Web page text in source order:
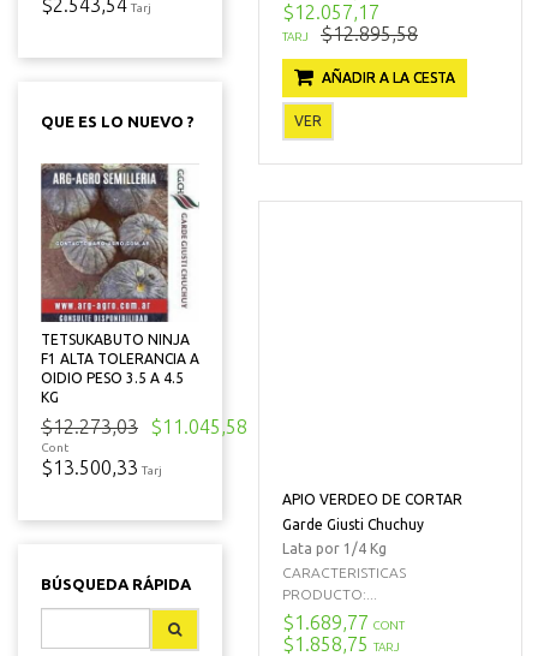
$2.543,54 Tarj
QUE ES LO NUEVO ?
TETSUKABUTO NINJA
F1 ALTA TOLERANCIA A
OIDIO PESO 3.5 A 4.5
KG
$12.273,03 $11.045,58
Cont
$13.500,33 Tarj
BÚSQUEDA RÁPIDA
$12.057,17
TARJ $12.895,58
AÑADIR A LA CESTA
VER
APIO VERDEO DE CORTAR
Garde Giusti Chuchuy
Lata por 1/4 Kg
CARACTERISTICAS
PRODUCTO:...
$1.689,77 CONT
$1.858,75 TARJ